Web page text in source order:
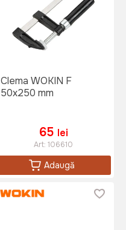
Clema WOKIN F
50x250 mm
65 lei
Art: 106610
Adaugă